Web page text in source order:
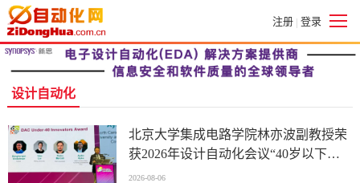
注册 | 登录
设计自动化
北京大学集成电路学院林亦波副教授荣
获2026年设计自动化会议“40岁以下优
秀创新者奖
2026-08-06